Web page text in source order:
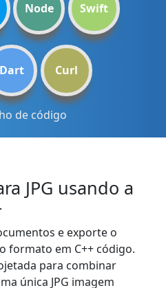
Node Swift
Dart Curl
de código
JPG usando a
e exporte o
formato em C++ código.
para combinar
única JPG imagem